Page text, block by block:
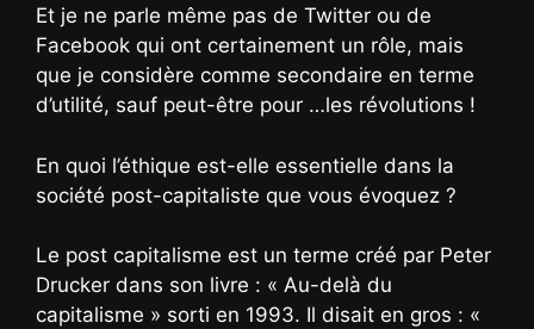
Et je ne parle même pas de Twitter ou de
Facebook qui ont certainement un rôle, mais
que je considère comme secondaire en terme
d’utilité, sauf peut-être pour …les révolutions !
En quoi l’éthique est-elle essentielle dans la
société post-capitaliste que vous évoquez ?
Le post capitalisme est un terme créé par Peter
Drucker dans son livre : « Au-delà du
capitalisme » sorti en 1993. Il disait en gros : «